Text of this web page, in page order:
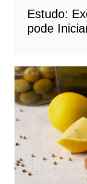
Estudo:
pode